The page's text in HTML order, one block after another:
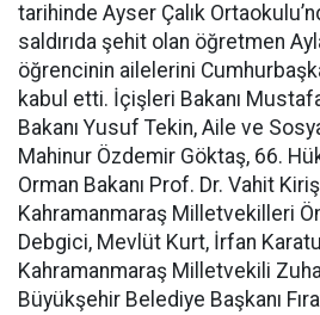
tarihinde Ayser Çalık
saldırıda şehit olan öğretmen
öğrencinin ailelerini
kabul etti. İçişleri Bakanı
Bakanı Yusuf Tekin, Aile ve
Mahinur Özdemir Göktaş, 66.
Orman Bakanı Prof. Dr. Vahit
Kahramanmaraş Milletvekilleri
Debgici, Mevlüt Kurt, İrfan
Kahramanmaraş Milletvekili
Büyükşehir Belediye Başkanı